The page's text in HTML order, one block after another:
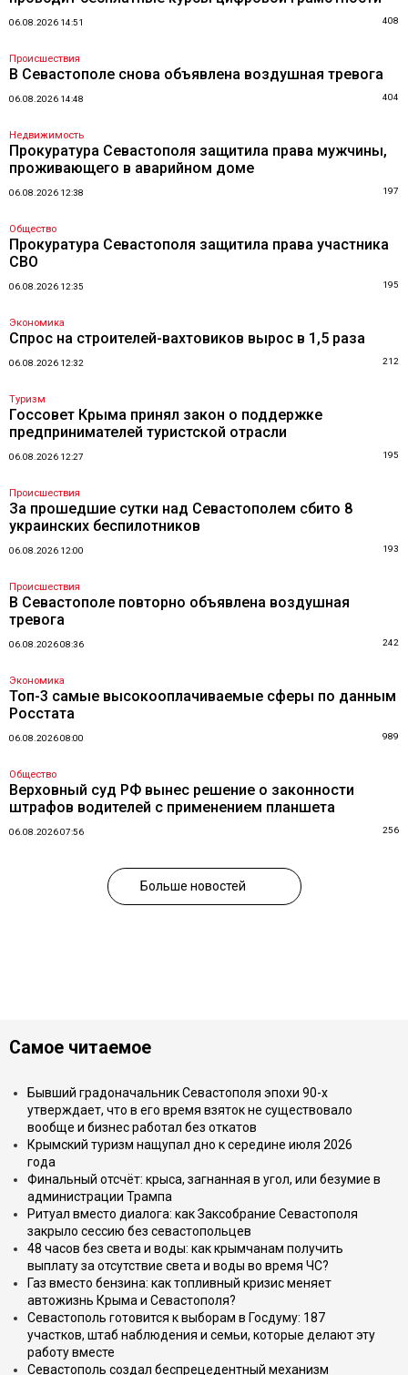
06.08.2026 14:51 408
Происшествия
В Севастополе снова объявлена воздушная тревога
06.08.2026 14:48 404
Недвижимость
Прокуратура Севастополя защитила права мужчины,
проживающего в аварийном доме
06.08.2026 12:38 197
Общество
Прокуратура Севастополя защитила права участника
СВО
06.08.2026 12:35 195
Экономика
Спрос на строителей-вахтовиков вырос в 1,5 раза
06.08.2026 12:32 212
Туризм
Госсовет Крыма принял закон о поддержке
предпринимателей туристской отрасли
06.08.2026 12:27 195
Происшествия
За прошедшие сутки над Севастополем сбито 8
украинских беспилотников
06.08.2026 12:00 193
Происшествия
В Севастополе повторно объявлена воздушная
тревога
06.08.2026 08:36 242
Экономика
Топ-3 самые высокооплачиваемые сферы по данным
Росстата
06.08.2026 08:00 989
Общество
Верховный суд РФ вынес решение о законности
штрафов водителей с применением планшета
06.08.2026 07:56 256
Больше новостей
Самое читаемое
Бывший градоначальник Севастополя эпохи 90-х
утверждает, что в его время взяток не существовало
вообще и бизнес работал без откатов
Крымский туризм нащупал дно к середине июля 2026
года
Финальный отсчёт: крыса, загнанная в угол, или безумие в
администрации Трампа
Ритуал вместо диалога: как Заксобрание Севастополя
закрыло сессию без севастопольцев
48 часов без света и воды: как крымчанам получить
выплату за отсутствие света и воды во время ЧС?
Газ вместо бензина: как топливный кризис меняет
автожизнь Крыма и Севастополя?
Севастополь готовится к выборам в Госдуму: 187
участков, штаб наблюдения и семьи, которые делают эту
работу вместе
Севастополь создал беспрецедентный механизм